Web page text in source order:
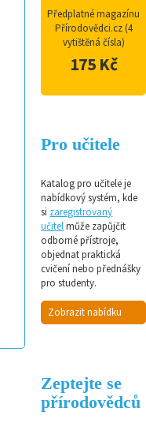
Předplatné magazínu
Přírodovědci.cz (4
vytištěná čísla)
175 Kč
Pro učitele
Katalog pro učitele je
nabídkový systém, kde
si zaregistrovaný
učitelmůže zapůjčit
odborné přístroje,
objednat praktická
cvičení nebo přednášky
pro studenty.
Zobrazit nabídku
Zeptejte se
přírodovědců